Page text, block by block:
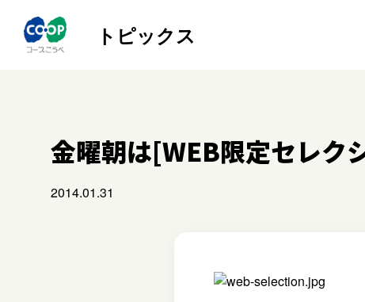
トピックス
金曜朝は[WEB限定セレク
2014.01.31